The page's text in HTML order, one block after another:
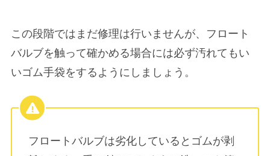
この段階ではまだ修理は行いませんが、フロート
バルブを触って確かめる場合には必ず汚れてもい
いゴム手袋をするようにしましょう。
フロートバルブは劣化しているとゴムが剥